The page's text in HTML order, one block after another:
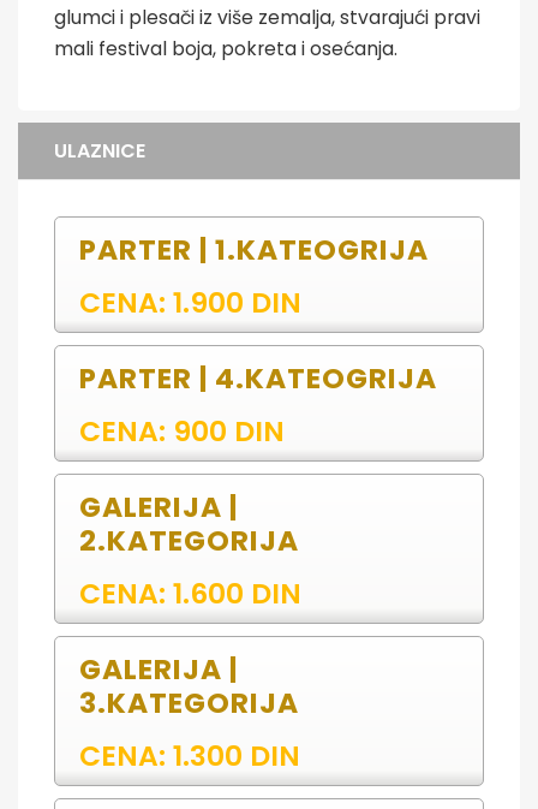
glumci i plesači iz više zemalja, stvarajući pravi
mali festival boja, pokreta i osećanja.
ULAZNICE
PARTER | 1.KATEOGRIJA
CENA: 1.900 DIN
PARTER | 4.KATEOGRIJA
CENA: 900 DIN
GALERIJA |
2.KATEGORIJA
CENA: 1.600 DIN
GALERIJA |
3.KATEGORIJA
CENA: 1.300 DIN